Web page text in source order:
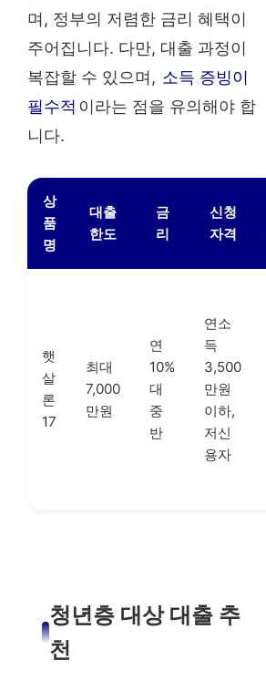
며, 정부의 저렴한 금리 혜택이
주어집니다. 다만, 대출 과정이
복잡할 수 있으며, 소득 증빙이
필수적 이라는 점을 유의해야 합
니다.
상
품
명
대출
한도
금
리
신청
자격
햇
살
론
17
최대
7,000
만원
연
10%
대
중
반
연소
득
3,500
만원
이하,
저신
용자
청년층 대상 대출 추
천